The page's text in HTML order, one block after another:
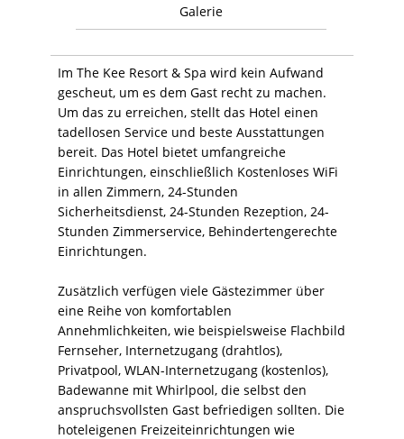
Galerie
Im The Kee Resort & Spa wird kein Aufwand
gescheut, um es dem Gast recht zu machen.
Um das zu erreichen, stellt das Hotel einen
tadellosen Service und beste Ausstattungen
bereit. Das Hotel bietet umfangreiche
Einrichtungen, einschließlich Kostenloses WiFi
in allen Zimmern, 24-Stunden
Sicherheitsdienst, 24-Stunden Rezeption, 24-
Stunden Zimmerservice, Behindertengerechte
Einrichtungen.
Zusätzlich verfügen viele Gästezimmer über
eine Reihe von komfortablen
Annehmlichkeiten, wie beispielsweise Flachbild
Fernseher, Internetzugang (drahtlos),
Privatpool, WLAN-Internetzugang (kostenlos),
Badewanne mit Whirlpool, die selbst den
anspruchsvollsten Gast befriedigen sollten. Die
hoteleigenen Freizeiteinrichtungen wie